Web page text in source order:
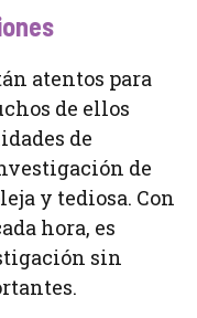
atentos para
de ellos
de
de
y tediosa. Con
hora, es
sin